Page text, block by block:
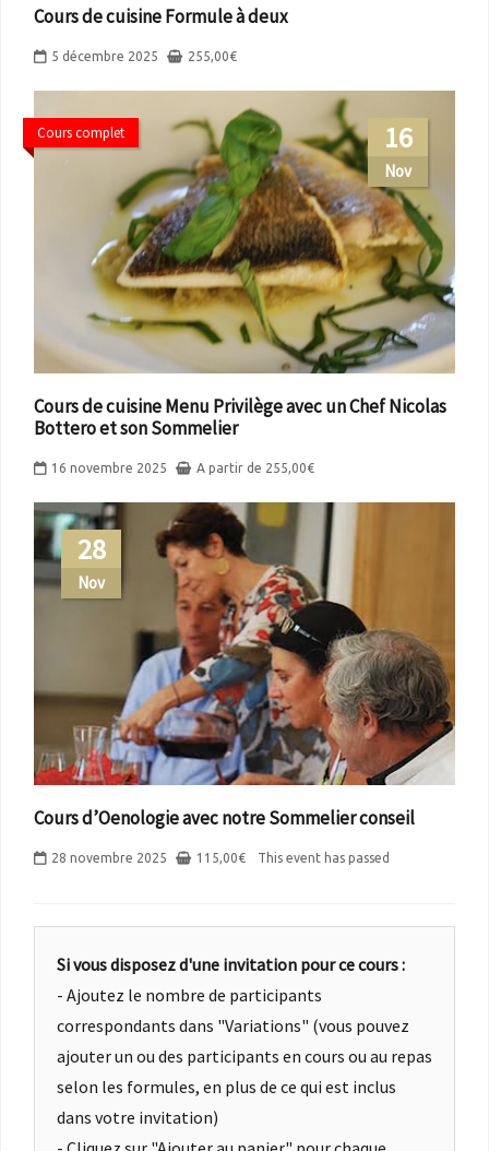
Cours de cuisine Formule à deux
5 décembre 2025 255,00€
16
Nov
Cours complet
Cours de cuisine Menu Privilège avec un Chef Nicolas
Bottero et son Sommelier
16 novembre 2025 A partir de 255,00€
28
Nov
Cours d’Oenologie avec notre Sommelier conseil
28 novembre 2025 115,00€ This event has passed
Si vous disposez d'une invitation pour ce cours :
- Ajoutez le nombre de participants
correspondants dans "Variations" (vous pouvez
ajouter un ou des participants en cours ou au repas
selon les formules, en plus de ce qui est inclus
dans votre invitation)